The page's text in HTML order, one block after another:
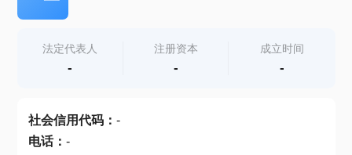
查产地
法定代表人
-
注册资本
-
成立时间
-
社会信用代码： -
电话： -